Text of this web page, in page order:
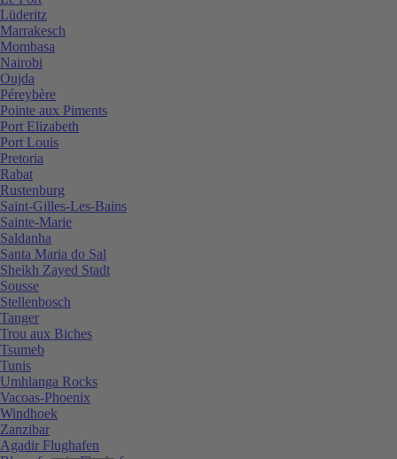
Lüderitz
Marrakesch
Mombasa
Nairobi
Oujda
Péreybère
Pointe aux Piments
Port Elizabeth
Port Louis
Pretoria
Rabat
Rustenburg
Saint-Gilles-Les-Bains
Sainte-Marie
Saldanha
Santa Maria do Sal
Sheikh Zayed Stadt
Sousse
Stellenbosch
Tanger
Trou aux Biches
Tsumeb
Tunis
Umhlanga Rocks
Vacoas-Phoenix
Windhoek
Zanzibar
Agadir Flughafen